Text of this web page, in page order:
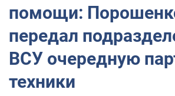
помощи:
передал
ВСУ очередную
техники